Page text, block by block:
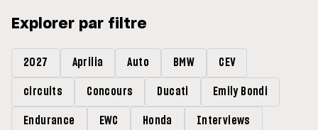
Explorer par filtre
2027 Aprilia Auto BMW CEV
circuits Concours Ducati Emily Bondi
Endurance EWC Honda Interviews